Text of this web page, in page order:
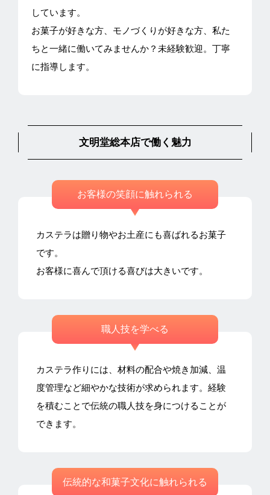
しています。
お菓子が好きな方、モノづくりが好きな方、私た
ちと一緒に働いてみませんか？未経験歓迎。丁寧
に指導します。
文明堂総本店で働く魅力
お客様の笑顔に触れられる
カステラは贈り物やお土産にも喜ばれるお菓子
です。
お客様に喜んで頂ける喜びは大きいです。
職人技を学べる
カステラ作りには、材料の配合や焼き加減、温
度管理など細やかな技術が求められます。経験
を積むことで伝統の職人技を身につけることが
できます。
伝統的な和菓子文化に触れられる